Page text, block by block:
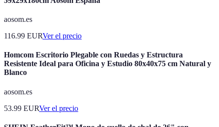
aosom.es
116.99 EURVer el precio
Homcom Escritorio Plegable con Ruedas y Estructura
Resistente Ideal para Oficina y Estudio 80x40x75 cm Natural y
Blanco
aosom.es
53.99 EURVer el precio